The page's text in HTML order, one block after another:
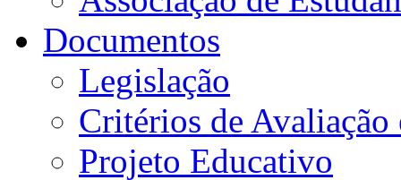
Documentos
Legislação
Critérios de
Projeto Educativo